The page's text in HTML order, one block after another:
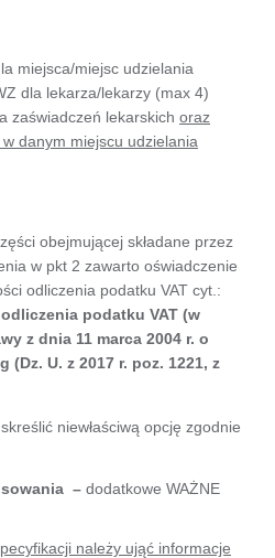
miejsca/miejsc udzielania
dla lekarza/lekarzy (max 4)
zaświadczeń lekarskich oraz
danym miejscu udzielania
obejmującej składane przez
w pkt 2 zawarto oświadczenie
odliczenia podatku VAT cyt.:
podatku VAT (w
z dnia 11 marca 2004 r. o
(Dz. U. z 2017 r. poz. 1221, z
niewłaściwą opcję zgodnie
– dodatkowe WAŻNE
należy ująć informacje